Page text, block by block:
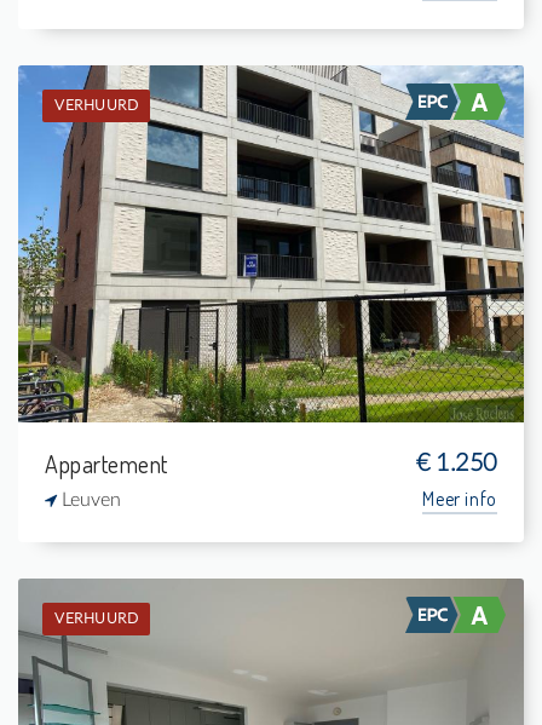
VERHUURD
Verhuurd: Appartement
1
7 m²
1
74 m²
Appartement € 1.250
Leuven Meer info
VERHUURD
Verhuurd: Appartement